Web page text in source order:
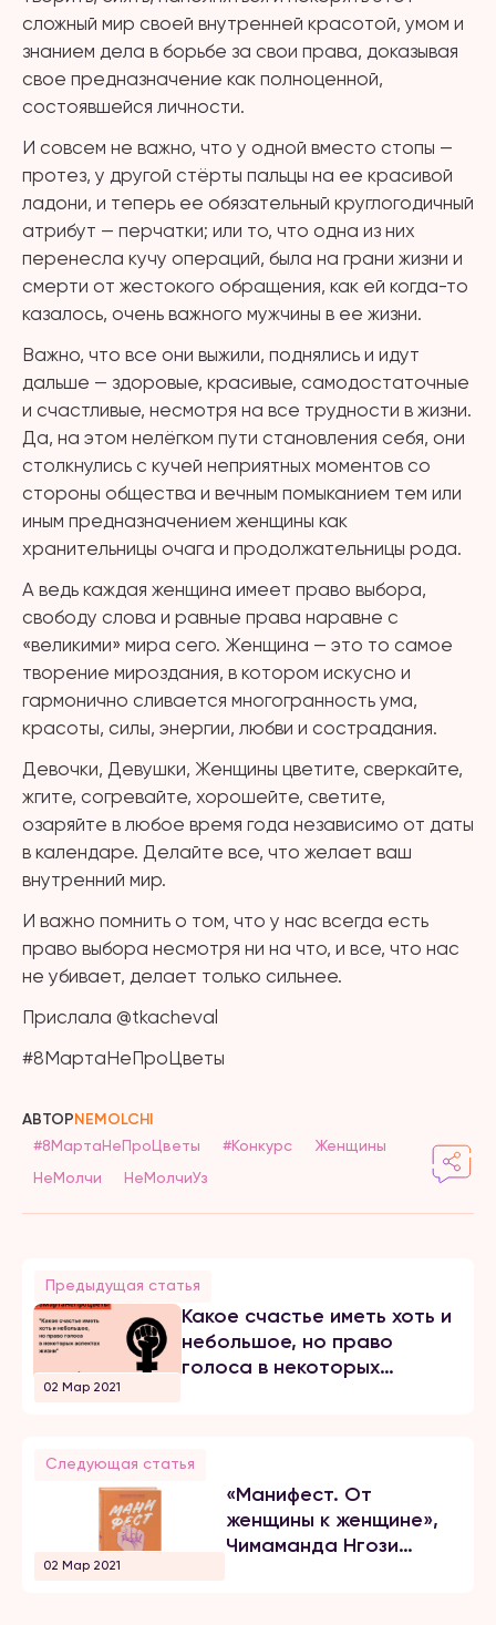
сложный мир своей внутренней красотой, умом и
знанием дела в борьбе за свои права, доказывая
свое предназначение как полноценной,
состоявшейся личности.
И совсем не важно, что у одной вместо стопы —
протез, у другой стёрты пальцы на ее красивой
ладони, и теперь ее обязательный круглогодичный
атрибут — перчатки; или то, что одна из них
перенесла кучу операций, была на грани жизни и
смерти от жестокого обращения, как ей когда-то
казалось, очень важного мужчины в ее жизни.
Важно, что все они выжили, поднялись и идут
дальше — здоровые, красивые, самодостаточные
и счастливые, несмотря на все трудности в жизни.
Да, на этом нелёгком пути становления себя, они
столкнулись с кучей неприятных моментов со
стороны общества и вечным помыканием тем или
иным предназначением женщины как
хранительницы очага и продолжательницы рода.
А ведь каждая женщина имеет право выбора,
свободу слова и равные права наравне с
«великими» мира сего. Женщина — это то самое
творение мироздания, в котором искусно и
гармонично сливается многогранность ума,
красоты, силы, энергии, любви и сострадания.
Девочки, Девушки, Женщины цветите, сверкайте,
жгите, согревайте, хорошейте, светите,
озаряйте в любое время года независимо от даты
в календаре. Делайте все, что желает ваш
внутренний мир.
И важно помнить о том, что у нас всегда есть
право выбора несмотря ни на что, и все, что нас
не убивает, делает только сильнее.
Прислала @tkacheval
#8МартаНеПроЦветы
АВТОРNEMOLCHI
#8МартаНеПроЦветы #Конкурс
Женщины
НеМолчи
НеМолчиУз
Предыдущая статья
02 Мар 2021
Какое счастье иметь хоть и
небольшое, но право
голоса в некоторых
Следующая статья
02 Мар 2021
«Манифест. От
женщины к женщине»,
Чимаманда Нгози